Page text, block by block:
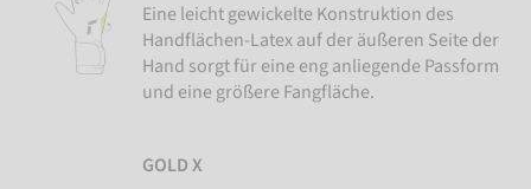
Eine leicht gewickelte Konstruktion des
Handflächen-Latex auf der äußeren Seite der
Hand sorgt für eine eng anliegende Passform
und eine größere Fangfläche.
GOLD X